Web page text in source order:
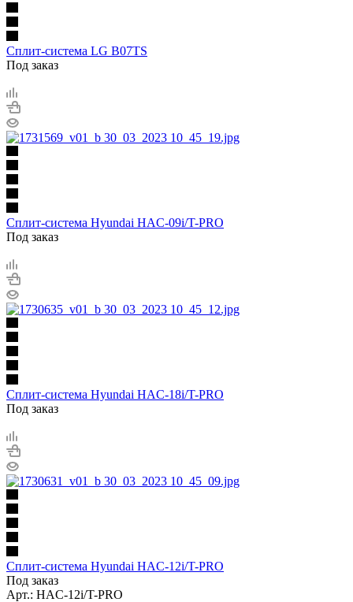
Сплит-система LG B07TS
Под заказ
Сплит-система Hyundai HAC-09i/T-PRO
Под заказ
Сплит-система Hyundai HAC-18i/T-PRO
Под заказ
Сплит-система Hyundai HAC-12i/T-PRO
Под заказ
Арт.: HAC-12i/T-PRO